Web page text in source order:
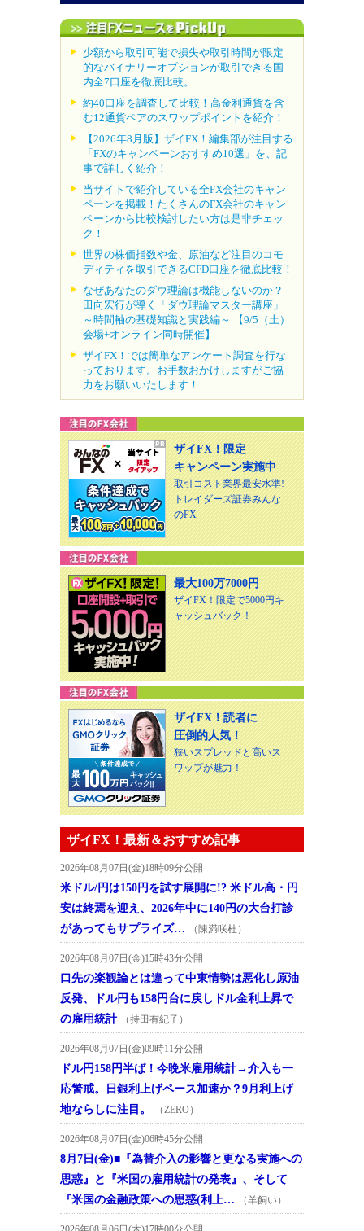
少額から取引可能で損失や取引時間が限定
的なバイナリーオプションが取引できる国
内全7口座を徹底比較。
約40口座を調査して比較！高金利通貨を含
む12通貨ペアのスワップポイントを紹介！
【2026年8月版】ザイFX！編集部が注目する
「FXのキャンペーンおすすめ10選」を、記
事で詳しく紹介！
当サイトで紹介している全FX会社のキャン
ペーンを掲載！たくさんのFX会社のキャン
ペーンから比較検討したい方は是非チェッ
ク！
世界の株価指数や金、原油など注目のコモ
ディティを取引できるCFD口座を徹底比較！
なぜあなたのダウ理論は機能しないのか？
田向宏行が導く「ダウ理論マスター講座」
～時間軸の基礎知識と実践編～ 【9/5（土）
会場+オンライン同時開催】
ザイFX！では簡単なアンケート調査を行な
っております。お手数おかけしますがご協
力をお願いいたします！
ザイFX！限定
キャンペーン実施中
取引コスト業界最安水準!
トレイダーズ証券みんな
のFX
最大100万7000円
ザイFX！限定で5000円キ
ャッシュバック！
ザイFX！読者に
圧倒的人気！
狭いスプレッドと高いス
ワップが魅力！
ザイFX！最新＆おすすめ記事
2026年08月07日(金)18時09分公開
米ドル/円は150円を試す展開に!? 米ドル高・円
安は終焉を迎え、2026年中に140円の大台打診
があってもサプライズ…
（陳満咲杜）
2026年08月07日(金)15時43分公開
口先の楽観論とは違って中東情勢は悪化し原油
反発、ドル円も158円台に戻しドル金利上昇で
の雇用統計
（持田有紀子）
2026年08月07日(金)09時11分公開
ドル円158円半ば！今晩米雇用統計→介入も一
応警戒。日銀利上げペース加速か？9月利上げ
地ならしに注目。
（ZERO）
2026年08月07日(金)06時45分公開
8月7日(金)■『為替介入の影響と更なる実施への
思惑』と『米国の雇用統計の発表』、そして
『米国の金融政策への思惑(利上…
（羊飼い）